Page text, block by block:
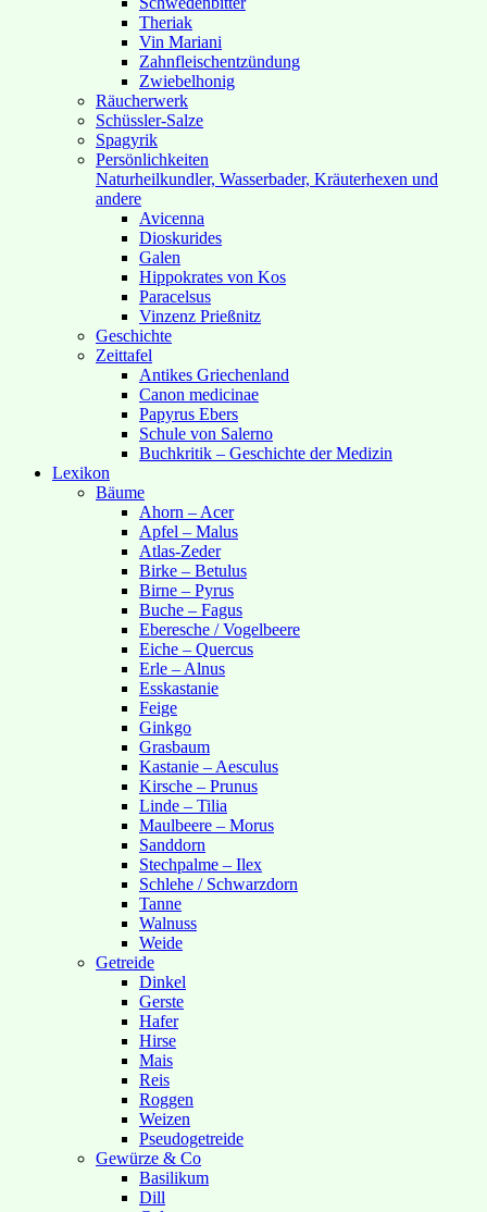
Theriak
Vin Mariani
Zahnfleischentzündung
Zwiebelhonig
Räucherwerk
Schüssler-Salze
Spagyrik
Persönlichkeiten
Naturheilkundler, Wasserbader, Kräuterhexen und
andere
Avicenna
Dioskurides
Galen
Hippokrates von Kos
Paracelsus
Vinzenz Prießnitz
Geschichte
Zeittafel
Antikes Griechenland
Canon medicinae
Papyrus Ebers
Schule von Salerno
Buchkritik – Geschichte der Medizin
Lexikon
Bäume
Ahorn – Acer
Apfel – Malus
Atlas-Zeder
Birke – Betulus
Birne – Pyrus
Buche – Fagus
Eberesche / Vogelbeere
Eiche – Quercus
Erle – Alnus
Esskastanie
Feige
Ginkgo
Grasbaum
Kastanie – Aesculus
Kirsche – Prunus
Linde – Tilia
Maulbeere – Morus
Sanddorn
Stechpalme – Ilex
Schlehe / Schwarzdorn
Tanne
Walnuss
Weide
Getreide
Dinkel
Gerste
Hafer
Hirse
Mais
Reis
Roggen
Weizen
Pseudogetreide
Gewürze & Co
Basilikum
Dill